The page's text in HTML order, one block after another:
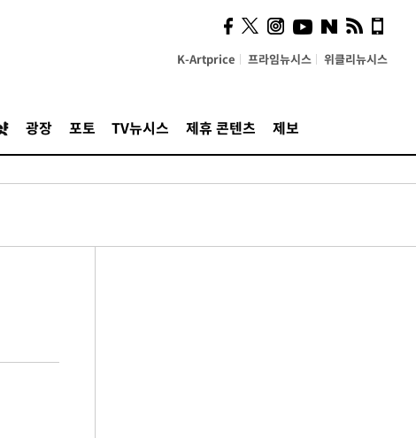
K-Artprice 프라임뉴시스 위클리뉴시스
광장 포토 TV뉴시스 제휴 콘텐츠 제보